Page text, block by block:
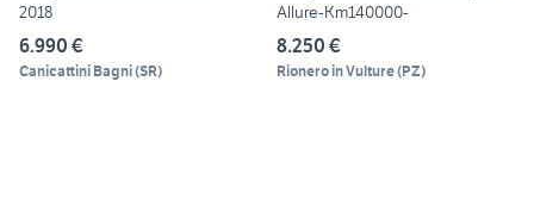
2018
6.990 €
Canicattini Bagni(SR)
Allure-Km140000-
8.250 €
Rionero in Vulture(PZ)